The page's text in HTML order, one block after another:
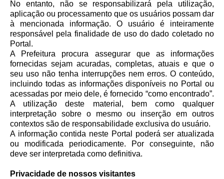
No entanto, não se responsabilizará pela utilização,
aplicação ou processamento que os usuários possam dar
à mencionada informação. O usuário é inteiramente
responsável pela finalidade de uso do dado coletado no
Portal.
A Prefeitura procura assegurar que as informações
fornecidas sejam acuradas, completas, atuais e que o
seu uso não tenha interrupções nem erros. O conteúdo,
incluindo todas as informações disponíveis no Portal ou
acessadas por meio dele, é fornecido “como encontrado”.
A utilização deste material, bem como qualquer
interpretação sobre o mesmo ou inserção em outros
contextos são de responsabilidade exclusiva do usuário.
A informação contida neste Portal poderá ser atualizada
ou modificada periodicamente. Por conseguinte, não
deve ser interpretada como definitiva.
Privacidade de nossos visitantes